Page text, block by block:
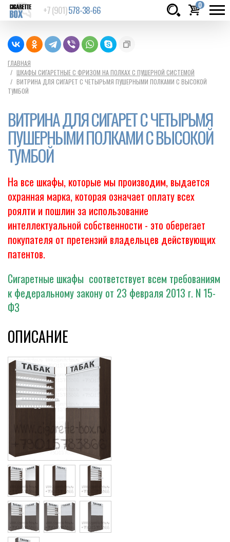
Cigarette
+7 (901)578-38-66 0
руб.
ГЛАВНАЯ
ШКАФЫ СИГАРЕТНЫЕ С ФРИЗОМ НА ПОЛКАХ С ПУШЕРНОЙ СИСТЕМОЙ
ВИТРИНА ДЛЯ СИГАРЕТ С ЧЕТЫРЬМЯ ПУШЕРНЫМИ ПОЛКАМИ С ВЫСОКОЙ
ТУМБОЙ
ВИТРИНА ДЛЯ СИГАРЕТ С ЧЕТЫРЬМЯ
ПУШЕРНЫМИ ПОЛКАМИ С ВЫСОКОЙ
ТУМБОЙ
На все шкафы, которые мы производим, выдается
охранная марка, которая означает оплату всех
роялти и пошлин за использование
интеллектуальной собственности - это оберегает
покупателя от претензий владельцев действующих
патентов.
Сигаретные шкафы соответствует всем требованиям
к федеральному закону от 23 февраля 2013 г. N 15-
ФЗ
ОПИСАНИЕ